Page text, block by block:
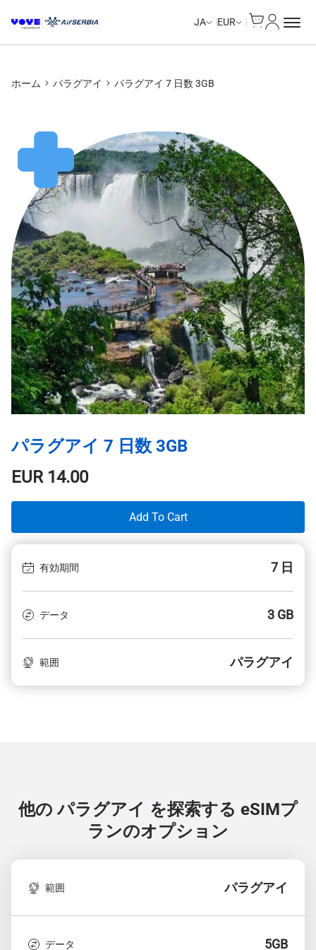
JA EUR
ホーム パラグアイ パラグアイ 7 日数 3GB
パラグアイ 7 日数 3GB
EUR14.00
Add To Cart
有効期間 7 日
データ 3 GB
範囲 パラグアイ
他の パラグアイ を探索する eSIMプ
ランのオプション
範囲 パラグアイ
データ 5GB